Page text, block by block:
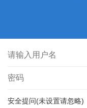
安全提问(未设置请忽略)